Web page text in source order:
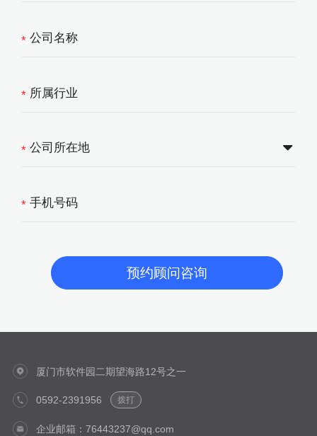
*
*
*
*
厦门市软件园二期望海路12号之一
0592-2391956 拨打
企业邮箱：76443237@qq.com